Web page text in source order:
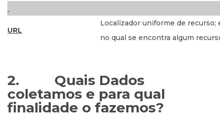
URL
Localizador uniforme de recurso;
no qual se encontra algum
2. Quais Dados
coletamos e para qual
finalidade o fazemos?